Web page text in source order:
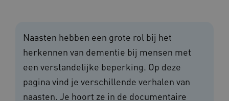
Naasten hebben een grote rol bij het
herkennen van dementie bij mensen met
een verstandelijke beperking. Op deze
pagina vind je verschillende verhalen van
naasten. Je hoort ze in de documentaire